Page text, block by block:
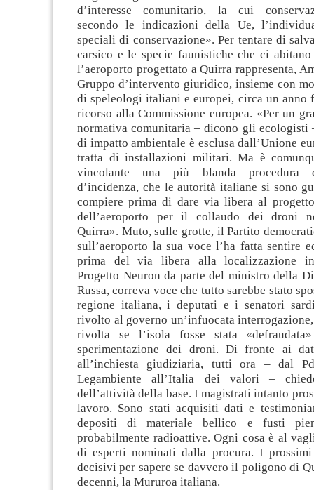
d’interesse comunitario, la cui
secondo le indicazioni della Ue,
speciali di conservazione». Per tentare di
carsico e le specie faunistiche che ci
l’aeroporto progettato a Quirra rappresenta,
Gruppo d’intervento giuridico, insieme con
di speleologi italiani e europei, circa un anno
ricorso alla Commissione europea. «Per un
normativa comunitaria – dicono gli ecologisti
di impatto ambientale è esclusa dall’Unione
tratta di installazioni militari. Ma è
vincolante una più blanda procedura
d’incidenza, che le autorità italiane si sono
compiere prima di dare via libera al
dell’aeroporto per il collaudo dei droni
Quirra». Muto, sulle grotte, il Partito
sull’aeroporto la sua voce l’ha fatta sentire
prima del via libera alla localizzazione
Progetto Neuron da parte del ministro della
Russa, correva voce che tutto sarebbe stato
regione italiana, i deputati e i senatori
rivolto al governo un’infuocata
rivolta se l’isola fosse stata
sperimentazione dei droni. Di fronte ai
all’inchiesta giudiziaria, tutti ora – dal
Legambiente all’Italia dei valori –
dell’attività della base. I magistrati intanto
lavoro. Sono stati acquisiti dati e
depositi di materiale bellico e fusti
probabilmente radioattive. Ogni cosa è al
di esperti nominati dalla procura. I
decisivi per sapere se davvero il poligono di
decenni, la Mururoa italiana.